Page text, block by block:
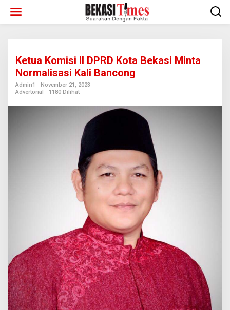
konten
Ketua Komisi II DPRD Kota Bekasi Minta
Normalisasi Kali Bancong
Admin1
November 21, 2023
Advertorial
1180 Dilihat